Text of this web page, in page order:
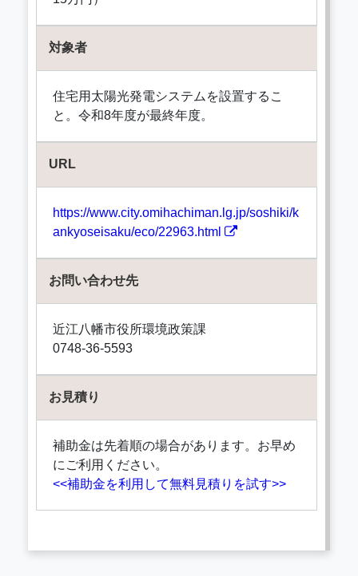
対象者
住宅用太陽光発電システムを設置するこ
と。令和8年度が最終年度。
URL
https://www.city.omihachiman.lg.jp/soshiki/k
ankyoseisaku/eco/22963.html
お問い合わせ先
近江八幡市役所環境政策課
0748-36-5593
お見積り
補助金は先着順の場合があります。お早め
にご利用ください。
<<補助金を利用して無料見積りを試す>>